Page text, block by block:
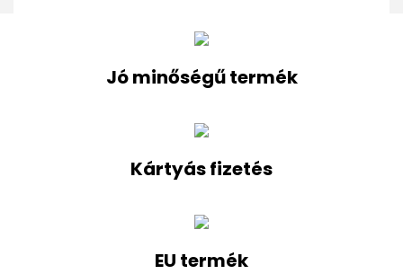
Jó minőségű termék
Kártyás fizetés
EU termék